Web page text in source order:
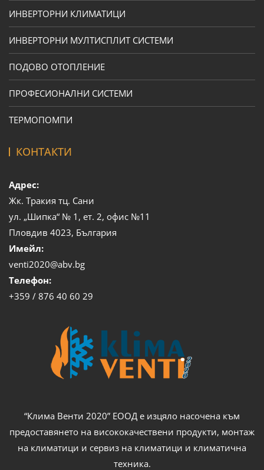
ИНВЕРТОРНИ КЛИМАТИЦИ
ИНВЕРТОРНИ МУЛТИСПЛИТ СИСТЕМИ
ПОДОВО ОТОПЛЕНИЕ
ПРОФЕСИОНАЛНИ СИСТЕМИ
ТЕРМОПОМПИ
КОНТАКТИ
Адрес:
Жк. Тракия тц. Сани
ул. „Шипка“ № 1, ет. 2, офис №11
Пловдив 4023, България
Имейл:
venti2020@abv.bg
Телефон:
+359 / 876 40 60 29
“Клима Венти 2020” ЕООД е изцяло насочена към
предоставянето на висококачествени продукти, монтаж
на климатици и сервиз на климатици и климатична
техника.